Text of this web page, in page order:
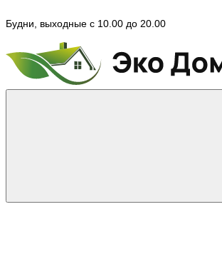
Будни, выходные с 10.00 до 20.00